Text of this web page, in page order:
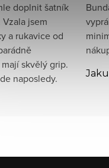
doplnit šatník
jsem
a rukavice od
skvělý grip.
naposledy.